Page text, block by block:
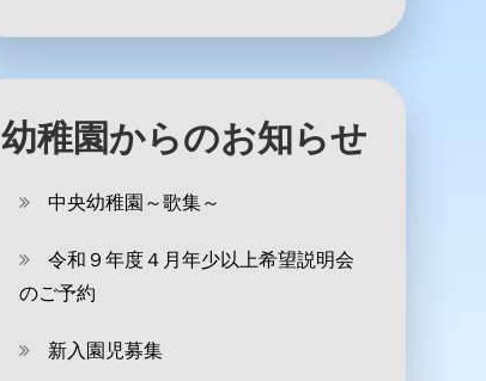
幼稚園からのお知らせ
中央幼稚園～歌集～
令和９年度４月年少以上希望説明会
のご予約
新入園児募集